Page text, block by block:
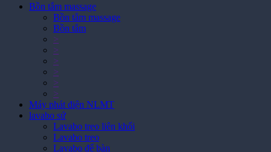
Bồn tắm massage
Bồn tắm massage
Bồn tắm
>
>
>
>
>
>
Máy phát điện NLMT
lavabo sứ
Lavabo treo liên khối
Lavabo treo
Lavabo để bàn